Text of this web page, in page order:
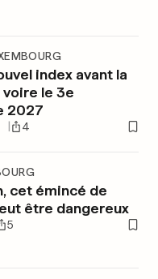
index avant la
le 3e
2027
4
cet émincé de
être dangereux
5